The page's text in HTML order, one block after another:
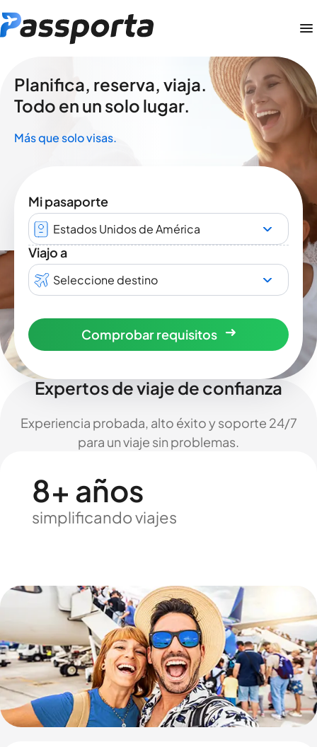
Planifica, reserva, viaja.
Todo en un solo lugar.
Más que solo visas.
Mi pasaporte
Estados Unidos de América
Viajo a
Seleccione destino
Comprobar requisitos
Expertos de viaje de confianza
Experiencia probada, alto éxito y soporte 24/7
para un viaje sin problemas.
8+ años
simplificando viajes